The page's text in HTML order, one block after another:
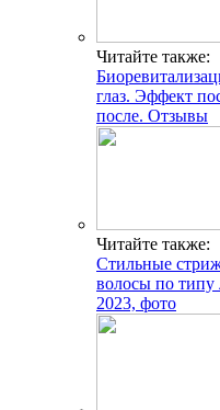
Читайте также:
глаз. Эффект
после. Отзывы
Читайте также:
Стильные
волосы по типу
2023, фото